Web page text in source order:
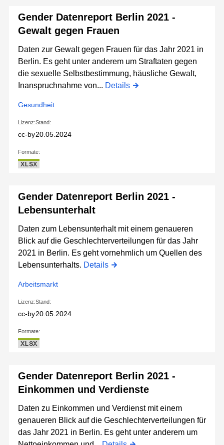
Gender Datenreport Berlin 2021 -
Gewalt gegen Frauen
Daten zur Gewalt gegen Frauen für das Jahr 2021 in
Berlin. Es geht unter anderem um Straftaten gegen
die sexuelle Selbstbestimmung, häusliche Gewalt,
Inanspruchnahme von... Details
Gesundheit
Lizenz:
cc-by
Stand:
20.05.2024
Formate:
XLSX
Gender Datenreport Berlin 2021 -
Lebensunterhalt
Daten zum Lebensunterhalt mit einem genaueren
Blick auf die Geschlechterverteilungen für das Jahr
2021 in Berlin. Es geht vornehmlich um Quellen des
Lebensunterhalts. Details
Arbeitsmarkt
Lizenz:
cc-by
Stand:
20.05.2024
Formate:
XLSX
Gender Datenreport Berlin 2021 -
Einkommen und Verdienste
Daten zu Einkommen und Verdienst mit einem
genaueren Blick auf die Geschlechterverteilungen für
das Jahr 2021 in Berlin. Es geht unter anderem um